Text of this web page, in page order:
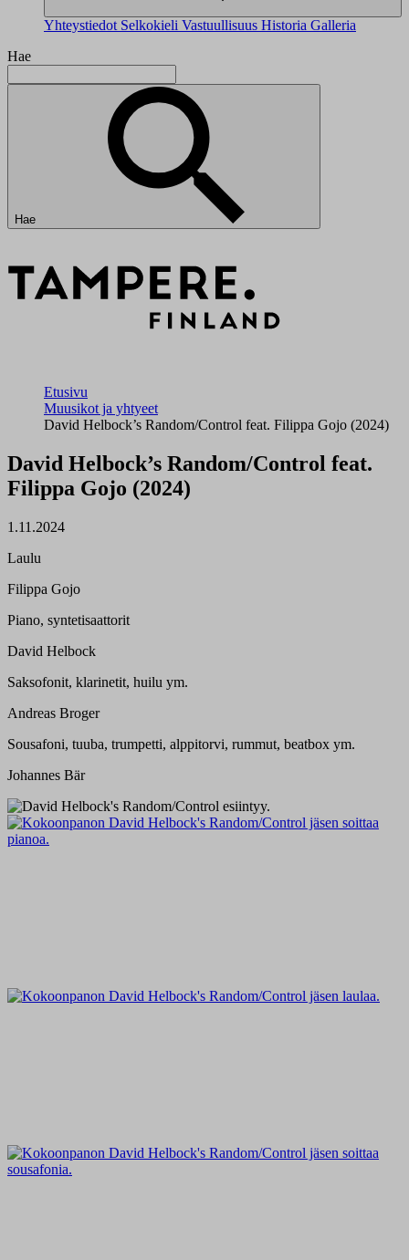
Yhteystiedot Selkokieli Vastuullisuus Historia Galleria
Hae
Hae
Etusivu
Muusikot ja yhtyeet
David Helbock’s Random/Control feat. Filippa Gojo (2024)
David Helbock’s Random/Control feat.
Filippa Gojo (2024)
1.11.2024
Laulu
Filippa Gojo
Piano, syntetisaattorit
David Helbock
Saksofonit, klarinetit, huilu ym.
Andreas Broger
Sousafoni, tuuba, trumpetti, alppitorvi, rummut, beatbox ym.
Johannes Bär